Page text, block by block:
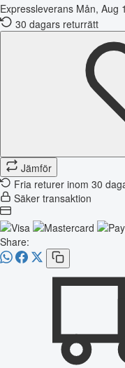
Expressleverans Mån, Aug
30 dagars returrätt
Jämför
Fria returer inom 30
Säker transaktion
Share: